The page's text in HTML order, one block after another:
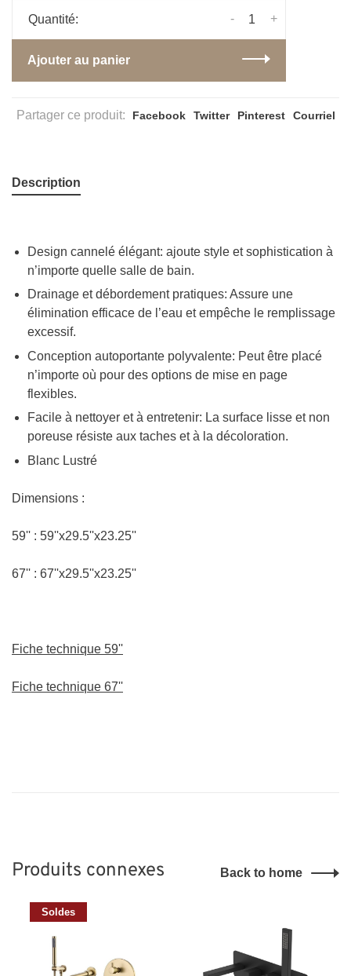
Quantité: +
-
Ajouter au panier
Partager ce produit: Facebook Twitter Pinterest Courriel
Description
Design cannelé élégant: ajoute style et sophistication à
n’importe quelle salle de bain.
Drainage et débordement pratiques: Assure une
élimination efficace de l’eau et empêche le remplissage
excessif.
Conception autoportante polyvalente: Peut être placé
n’importe où pour des options de mise en page
flexibles.
Facile à nettoyer et à entretenir: La surface lisse et non
poreuse résiste aux taches et à la décoloration.
Blanc Lustré
Dimensions :
59'' : 59''x29.5''x23.25''
67'' : 67''x29.5''x23.25''
Fiche technique 59''
Fiche technique 67''
Produits connexes Back to home
Soldes